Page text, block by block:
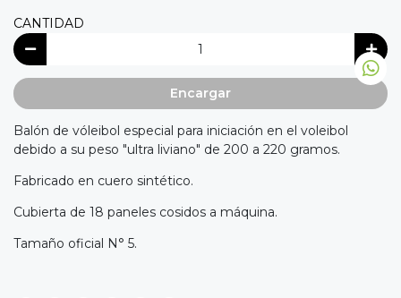
CANTIDAD
Encargar
Balón de vóleibol especial para iniciación en el voleibol
debido a su peso "ultra liviano" de 200 a 220 gramos.
Fabricado en cuero sintético.
Cubierta de 18 paneles cosidos a máquina.
Tamaño oficial N° 5.